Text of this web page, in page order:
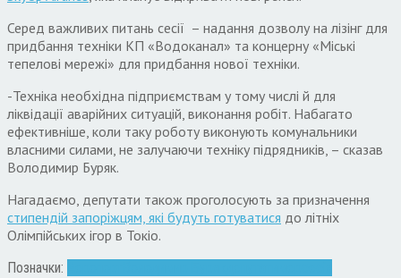
Серед важливих питань сесії – надання дозволу на лізінг для
придбання техніки КП «Водоканал» та концерну «Міські
тепелові мережі» для придбання нової техніки.
-Техніка необхідна підприємствам у тому числі й для
ліквідації аварійних ситуацій, виконання робіт. Набагато
ефективніше, коли таку роботу виконують комунальники
власними силами, не залучаючи техніку підрядників, – сказав
Володимир Буряк.
Нагадаємо, депутати також проголосують за призначення
стипендій запоріжцям, які будуть готуватися до літніх
Олімпійських ігор в Токіо.
Позначки: